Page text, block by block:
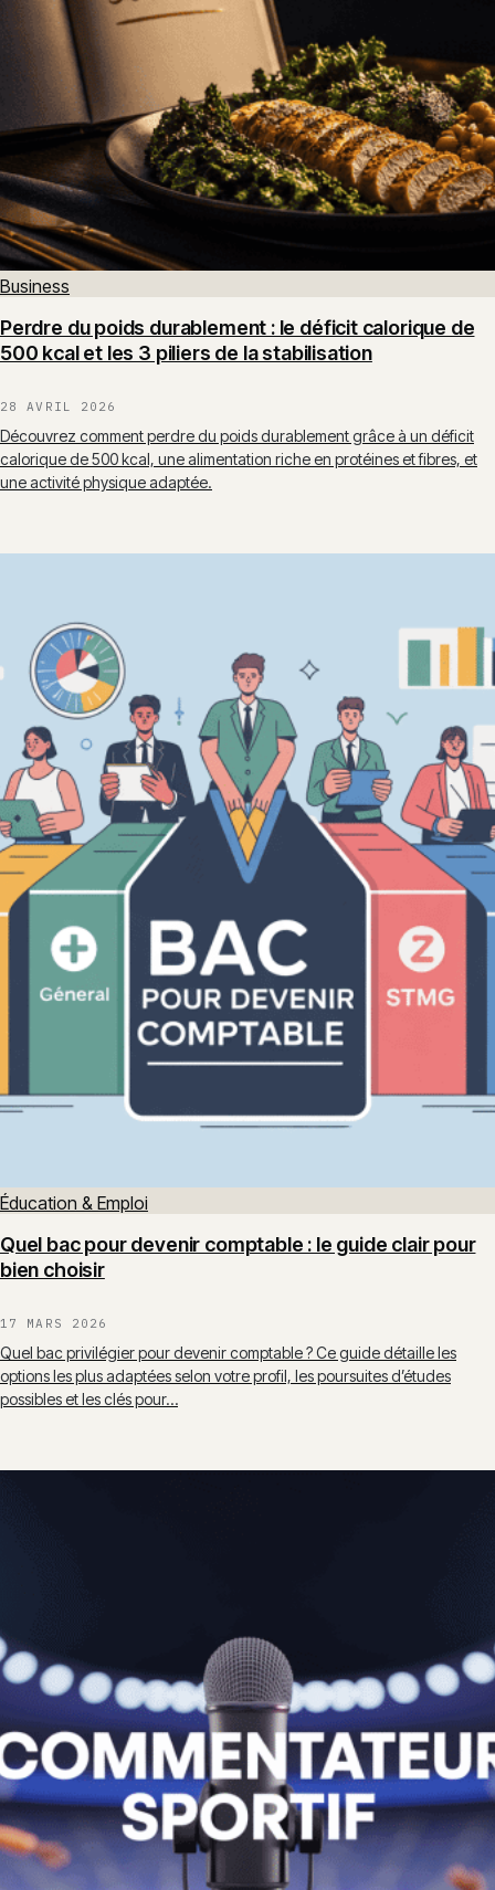
Business
Perdre du poids durablement : le déficit calorique de
500 kcal et les 3 piliers de la stabilisation
28 AVRIL 2026
Découvrez comment perdre du poids durablement grâce à un déficit
calorique de 500 kcal, une alimentation riche en protéines et fibres, et
une activité physique adaptée.
Éducation & Emploi
Quel bac pour devenir comptable : le guide clair pour
bien choisir
17 MARS 2026
Quel bac privilégier pour devenir comptable ? Ce guide détaille les
options les plus adaptées selon votre profil, les poursuites d’études
possibles et les clés pour…